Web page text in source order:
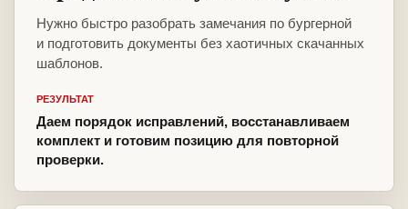
Нужно быстро разобрать замечания по бургерной
и подготовить документы без хаотичных скачанных
шаблонов.
РЕЗУЛЬТАТ
Даем порядок исправлений, восстанавливаем
комплект и готовим позицию для повторной
проверки.